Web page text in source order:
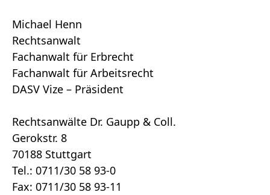
Michael Henn
Rechtsanwalt
Fachanwalt für Erbrecht
Fachanwalt für Arbeitsrecht
DASV Vize – Präsident
Rechtsanwälte Dr. Gaupp & Coll.
Gerokstr. 8
70188 Stuttgart
Tel.: 0711/30 58 93-0
Fax: 0711/30 58 93-11